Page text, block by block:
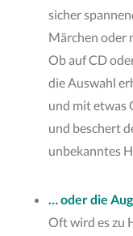
sicher
Märchen oder
Ob auf CD
die Auswahl
und mit etwas
und beschert
unbekanntes
… oder die
Oft wird es zu